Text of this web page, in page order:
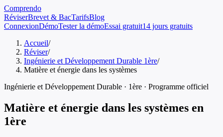
Comprendo
RéviserBrevet & BacTarifsBlog
ConnexionDémoTester la démoEssai gratuit14 jours gratuits
Accueil/
Réviser/
Ingénierie et Développement Durable 1ère/
Matière et énergie dans les systèmes
Ingénierie et Développement Durable · 1ère · Programme officiel
Matière et énergie dans les systèmes en
1ère